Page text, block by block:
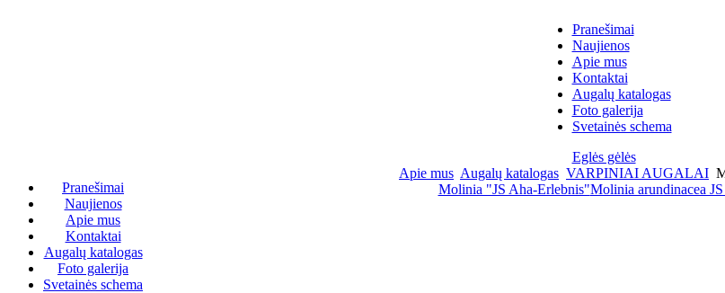
Pranešimai
Naujienos
Apie mus
Kontaktai
Augalų katalogas
Foto galerija
Svetainės schema
Eglės gėlės
Pranešimai
Naujienos
Apie mus
Kontaktai
Augalų katalogas
Foto galerija
Svetainės schema
Apie mus Augalų katalogas VARPINIAI AUGALAI
Molinia "JS Aha-Erlebnis"Molinia arundinacea